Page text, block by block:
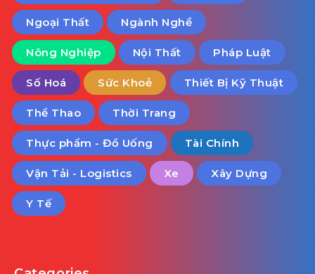
Ngoại Thất Ngành Nghề
Nông Nghiệp Nội Thất Pháp Luật
Số Hoá Sức Khoẻ Thiết Bị Kỹ Thuật
Thể Thao Thời Trang
Thực phẩm - Đồ Uống Tài Chính
Vận Tải - Logistics Xe Xây Dựng
Y Tế